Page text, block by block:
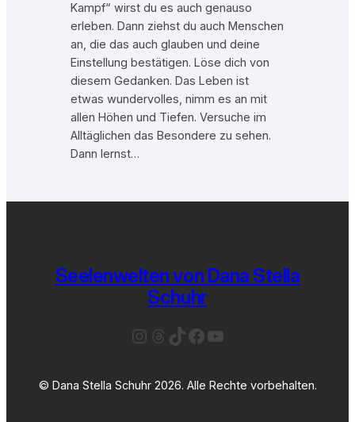
Kampf“ wirst du es auch genauso
erleben. Dann ziehst du auch Menschen
an, die das auch glauben und deine
Einstellung bestätigen. Löse dich von
diesem Gedanken. Das Leben ist
etwas wundervolles, nimm es an mit
allen Höhen und Tiefen. Versuche im
Alltäglichen das Besondere zu sehen.
Dann lernst…
Seelenwelten von Dana Stella
Schuhr
Instagram
Threads
TikTok
Facebook
YouTube
© Dana Stella Schuhr 2026. Alle Rechte vorbehalten.